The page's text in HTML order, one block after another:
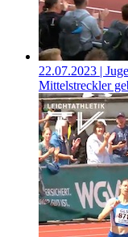
22.07.2023 |
Mittelstreckler